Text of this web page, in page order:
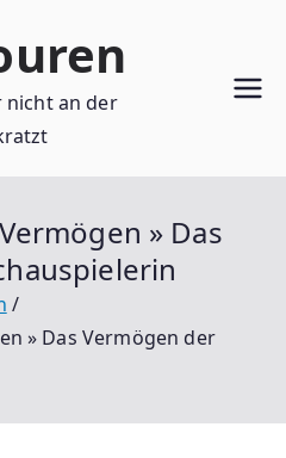
nicht an der
» Das
» Das Vermögen der